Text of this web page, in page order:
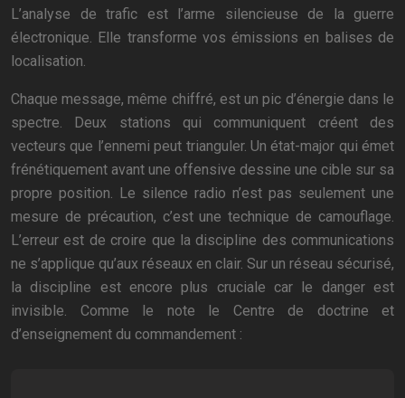
L’analyse de trafic est l’arme silencieuse de la guerre
électronique. Elle transforme vos émissions en balises de
localisation.
Chaque message, même chiffré, est un pic d’énergie dans le
spectre. Deux stations qui communiquent créent des
vecteurs que l’ennemi peut trianguler. Un état-major qui émet
frénétiquement avant une offensive dessine une cible sur sa
propre position. Le silence radio n’est pas seulement une
mesure de précaution, c’est une technique de camouflage.
L’erreur est de croire que la discipline des communications
ne s’applique qu’aux réseaux en clair. Sur un réseau sécurisé,
la discipline est encore plus cruciale car le danger est
invisible. Comme le note le Centre de doctrine et
d’enseignement du commandement :